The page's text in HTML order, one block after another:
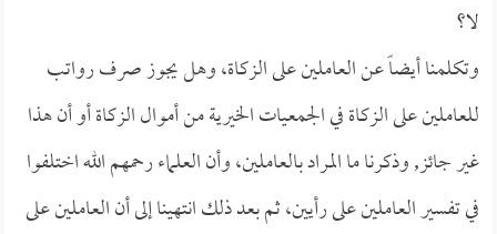
لا؟
وتكلمنا أيضاً عن العاملين على الزكاة، وهل يجوز صرف رواتب
للعاملين على الزكاة في الجمعيات الخيرية من أموال الزكاة أو أن هذا
غير جائز, وذكرنا ما المراد بالعاملين، وأن العلماء رحمهم الله اختلفوا
في تفسير العاملين على رأيين، ثم بعد ذلك انتهينا إلى أن العاملين على